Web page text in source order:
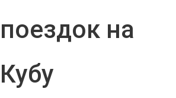
поездок на
Кубу